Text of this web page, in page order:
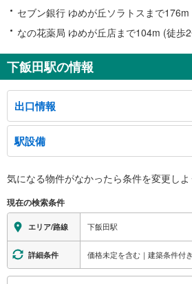
セブン銀行 ゆめが丘ソラトスまで
なの花薬局 ゆめが丘店まで104m (徒歩
下飯田駅の情報
出口情報
出口
（下飯田町・和泉町方面）、市立中和田南小学
交番、横浜和泉南郵便局、ぽらいと・えき（旧
が丘中学校、県立横浜修悠館高等学校、市立下和
ム 天王森の郷、特別養護老人ホーム グリーン
地区センター、横浜市下和泉地域ケアプラザ、横
ス、和泉川親水広場、境川、和泉町、下飯田町
駅設備
※段差なしでの移動経路
地上⇔改札⇔ホーム：○
エレベータ
・ホーム⇔改札
エスカレータ
・ホーム⇔改札
気になる物件がなかったら条件を変更しよ
現在の検索条件
エリア/路線 下飯田駅
詳細条件 価格未定を含む｜建築条件付